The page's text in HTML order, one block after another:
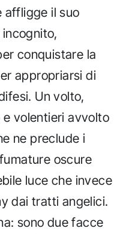
affligge il suo
conquistare la
appropriarsi di
Un volto,
volentieri avvolto
ne preclude i
oscure
luce che invece
dai tratti angelici.
sono due facce